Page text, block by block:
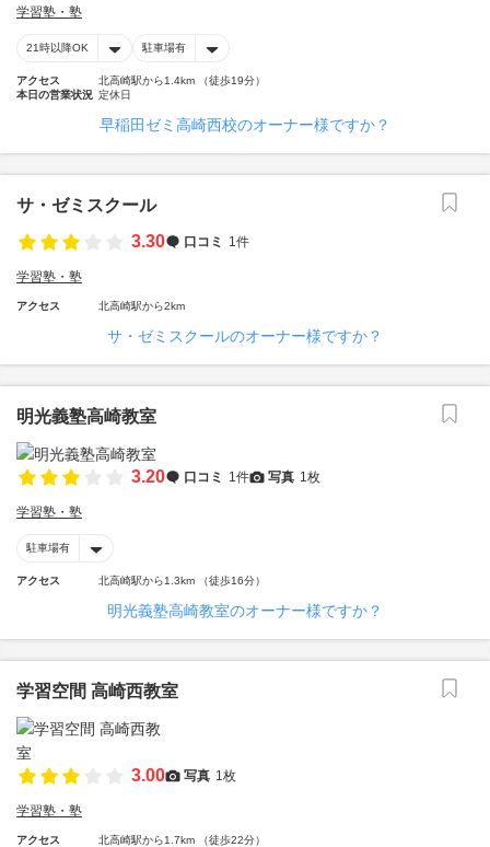
学習塾・塾
21時以降OK 駐車場有
アクセス
北高崎駅から1.4km （徒歩19分）
本日の営業状況 定休日
早稲田ゼミ高崎西校のオーナー様ですか？
サ・ゼミスクール
3.30
口コミ 1件
学習塾・塾
アクセス 北高崎駅から2km
サ・ゼミスクールのオーナー様ですか？
明光義塾高崎教室
3.20 口コミ 1件 写真 1枚
学習塾・塾
駐車場有
アクセス 北高崎駅から1.3km （徒歩16分）
明光義塾高崎教室のオーナー様ですか？
学習空間 高崎西教室
3.00 写真 1枚
学習塾・塾
アクセス 北高崎駅から1.7km （徒歩22分）